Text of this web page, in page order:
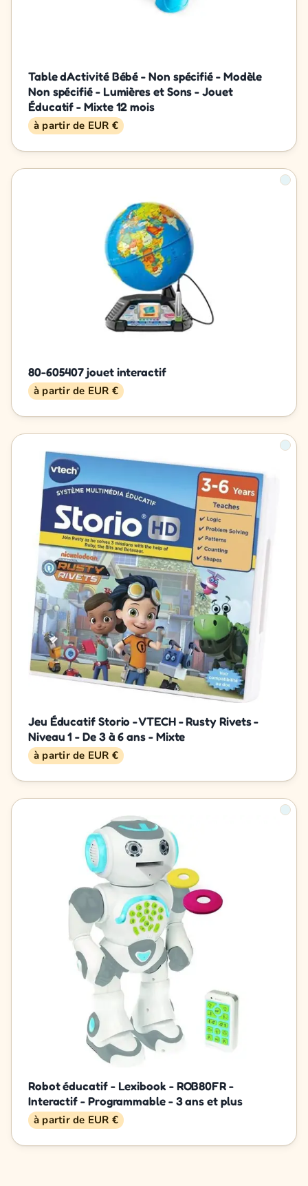
Table dActivité Bébé - Non spécifié - Modèle
Non spécifié - Lumières et Sons - Jouet
Éducatif - Mixte 12 mois
à partir de EUR €
80-605407 jouet interactif
à partir de EUR €
Jeu Éducatif Storio - VTECH - Rusty Rivets -
Niveau 1 - De 3 à 6 ans - Mixte
à partir de EUR €
Robot éducatif - Lexibook - ROB80FR -
Interactif - Programmable - 3 ans et plus
à partir de EUR €